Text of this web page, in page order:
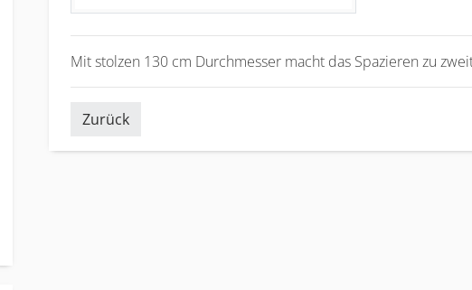
Mit stolzen 130 cm Durchmesser macht das Spazieren zu
Zurück